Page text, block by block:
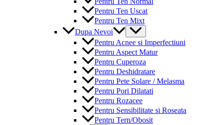
Pentru Ten Uscat
Pentru Ten Mixt
Dupa Nevoi
Menu
Toggle
Pentru Acnee si Imperfectiuni
Pentru Aspect Matur
Pentru Cuperoza
Pentru Deshidratare
Pentru Pete Solare / Melasma
Pentru Pori Dilatati
Pentru Rozacee
Pentru Sensibilitate si Roseata
Pentru Tern/Obosit